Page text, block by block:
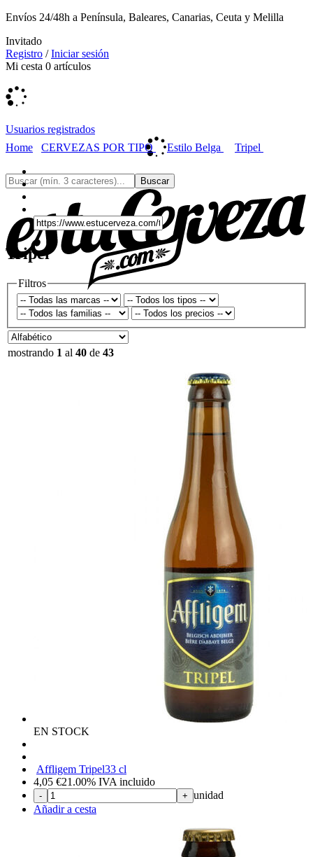
Envíos 24/48h a Península, Baleares, Canarias, Ceuta y Melilla
Invitado
Registro /Iniciar sesión
Mi cesta 0 artículos
Usuarios registrados
Home
CERVEZAS POR TIPO Estilo Belga Tripel
Tripel
Filtros
mostrando 1 al 40 de 43
EN STOCK
Affligem Tripel33 cl
4,05 €21.00% IVA incluido
- + unidad
Añadir a cesta